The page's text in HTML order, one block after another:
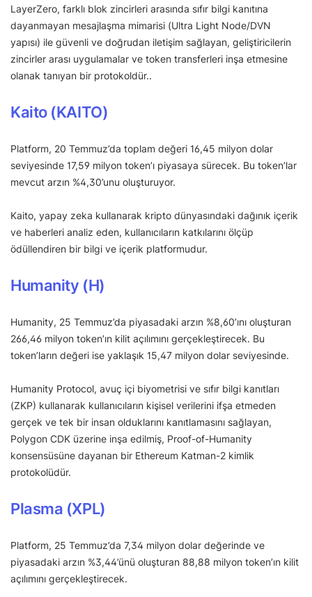
LayerZero, farklı blok zincirleri arasında sıfır bilgi kanıtına
dayanmayan mesajlaşma mimarisi (Ultra Light Node/DVN
yapısı) ile güvenli ve doğrudan iletişim sağlayan, geliştiricilerin
zincirler arası uygulamalar ve token transferleri inşa etmesine
olanak tanıyan bir protokoldür..
Kaito (KAITO)
Platform, 20 Temmuz’da toplam değeri 16,45 milyon dolar
seviyesinde 17,59 milyon token’ı piyasaya sürecek. Bu token’lar
mevcut arzın %4,30’unu oluşturuyor.
Kaito, yapay zeka kullanarak kripto dünyasındaki dağınık içerik
ve haberleri analiz eden, kullanıcıların katkılarını ölçüp
ödüllendiren bir bilgi ve içerik platformudur.
Humanity (H)
Humanity, 25 Temmuz’da piyasadaki arzın %8,60’ını oluşturan
266,46 milyon token’ın kilit açılımını gerçekleştirecek. Bu
token’ların değeri ise yaklaşık 15,47 milyon dolar seviyesinde.
Humanity Protocol, avuç içi biyometrisi ve sıfır bilgi kanıtları
(ZKP) kullanarak kullanıcıların kişisel verilerini ifşa etmeden
gerçek ve tek bir insan olduklarını kanıtlamasını sağlayan,
Polygon CDK üzerine inşa edilmiş, Proof-of-Humanity
konsensüsüne dayanan bir Ethereum Katman-2 kimlik
protokolüdür.
Plasma (XPL)
Platform, 25 Temmuz’da 7,34 milyon dolar değerinde ve
piyasadaki arzın %3,44’ünü oluşturan 88,88 milyon token’ın kilit
açılımını gerçekleştirecek.